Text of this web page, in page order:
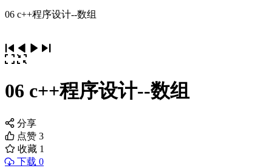
06 c++程序设计--数组
06 c++程序设计--数组
分享
点赞 3
收藏 1
下载 0